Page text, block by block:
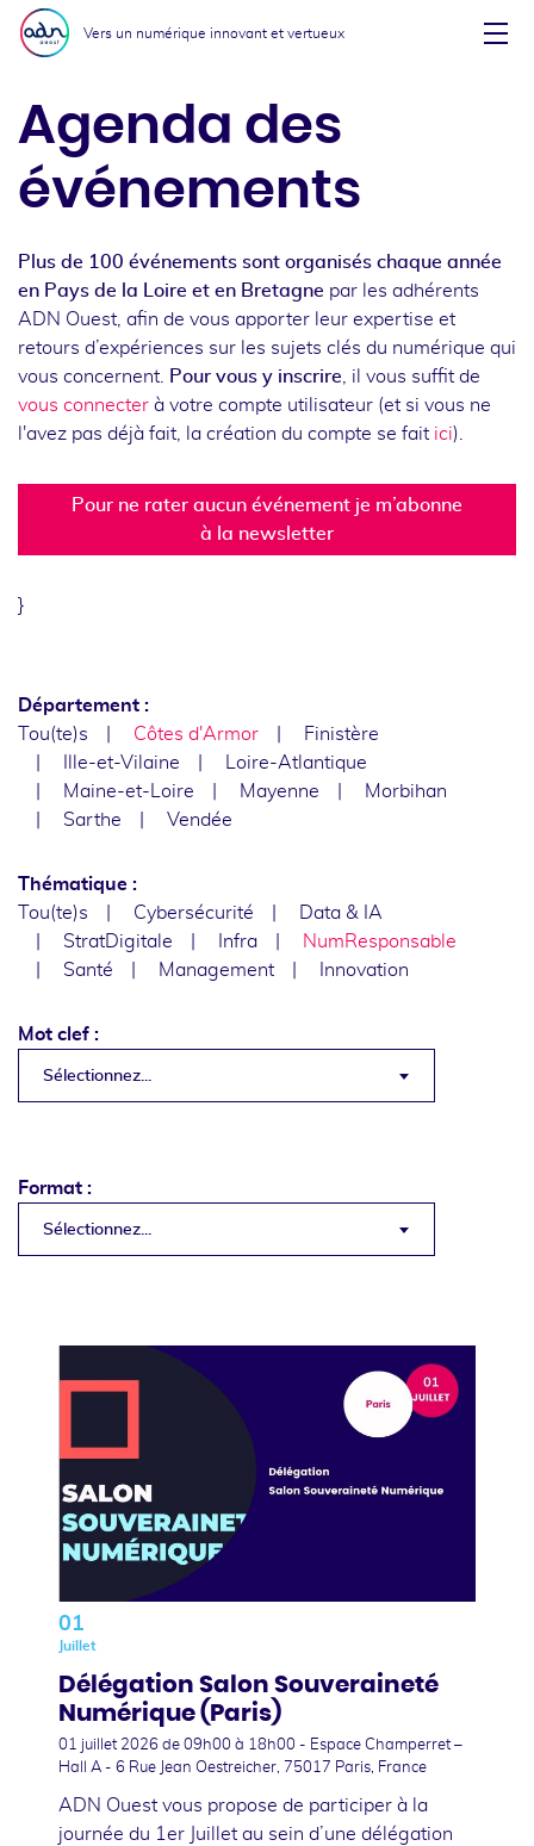
Aller au menu
Aller au contenu
Vers un numérique innovant et vertueux
Agenda des
événements
Plus de 100 événements sont organisés chaque année
en Pays de la Loire et en Bretagne par les adhérents
ADN Ouest, afin de vous apporter leur expertise et
retours d’expériences sur les sujets clés du numérique qui
vous concernent.
Pour vous y inscrire , il vous suffit de
vous connecter à votre compte utilisateur (et si vous ne
l'avez pas déjà fait, la création du compte se fait ici).
Pour ne rater aucun événement je m’abonne
à la newsletter
}
Département :
Tou(te)s
Côtes d'Armor
Finistère
Ille-et-Vilaine
Loire-Atlantique
Maine-et-Loire
Mayenne
Morbihan
Sarthe
Vendée
Thématique :
Tou(te)s
Cybersécurité
Data & IA
StratDigitale
Infra
NumResponsable
Santé
Management Innovation
Mot clef :
Sélectionnez...
Format :
Sélectionnez...
01
Juillet
Délégation Salon Souveraineté
Numérique (Paris)
01 juillet 2026 de 09h00 à 18h00 - Espace Champerret –
Hall A - 6 Rue Jean Oestreicher, 75017 Paris, France
ADN Ouest vous propose de participer à la
journée du 1er Juillet au sein d’une délégation